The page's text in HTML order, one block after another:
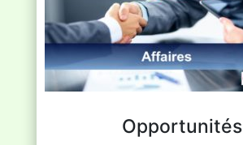
Opportunités